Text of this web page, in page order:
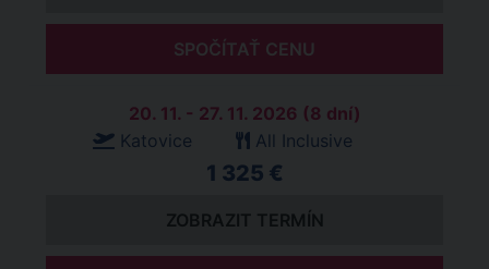
SPOČÍTAŤ CENU
20. 11. - 27. 11. 2026 (8 dní)
Katovice
All Inclusive
1 325 €
ZOBRAZIT TERMÍN